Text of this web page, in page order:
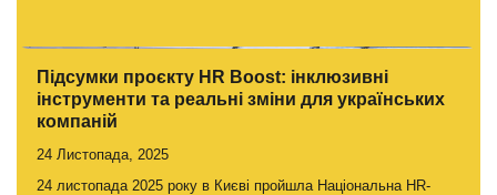
Підсумки проєкту HR Boost: інклюзивні
інструменти та реальні зміни для українських
компаній
24 Листопада, 2025
24 листопада 2025 року в Києві пройшла Національна HR-